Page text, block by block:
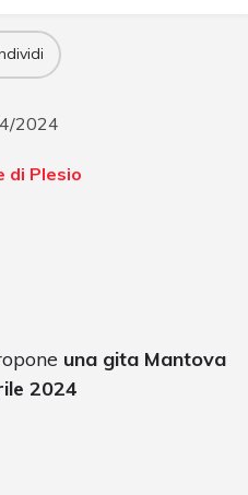
2024
di Plesio
una gita Mantova
2024